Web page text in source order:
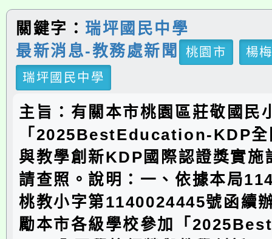
關鍵字： 瑞坪國民中學
最新消息-教務處新聞
桃園市
楊
瑞坪國民中學
主旨：有關本市桃園區莊敬國民
「2025BestEducation-KDP全
與教學創新KDP國際認證獎實施
請查照。說明：一、依據本局
桃教小字第1140024445號函續
勵本市各級學校參加「